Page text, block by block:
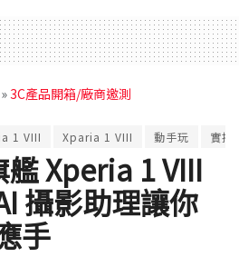
»3C產品開箱/廠商邀測
1 VIII Xparia 1 VIII 動手玩 實拍
Xperia 1 VIII
攝影助理讓你
手